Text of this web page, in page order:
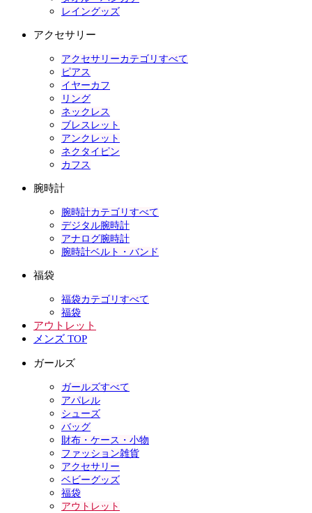
レイングッズ
アクセサリー
アクセサリーカテゴリすべて
ピアス
イヤーカフ
リング
ネックレス
ブレスレット
アンクレット
ネクタイピン
カフス
腕時計
腕時計カテゴリすべて
デジタル腕時計
アナログ腕時計
腕時計ベルト・バンド
福袋
福袋カテゴリすべて
福袋
アウトレット
メンズ TOP
ガールズ
ガールズすべて
アパレル
シューズ
バッグ
財布・ケース・小物
ファッション雑貨
アクセサリー
ベビーグッズ
福袋
アウトレット